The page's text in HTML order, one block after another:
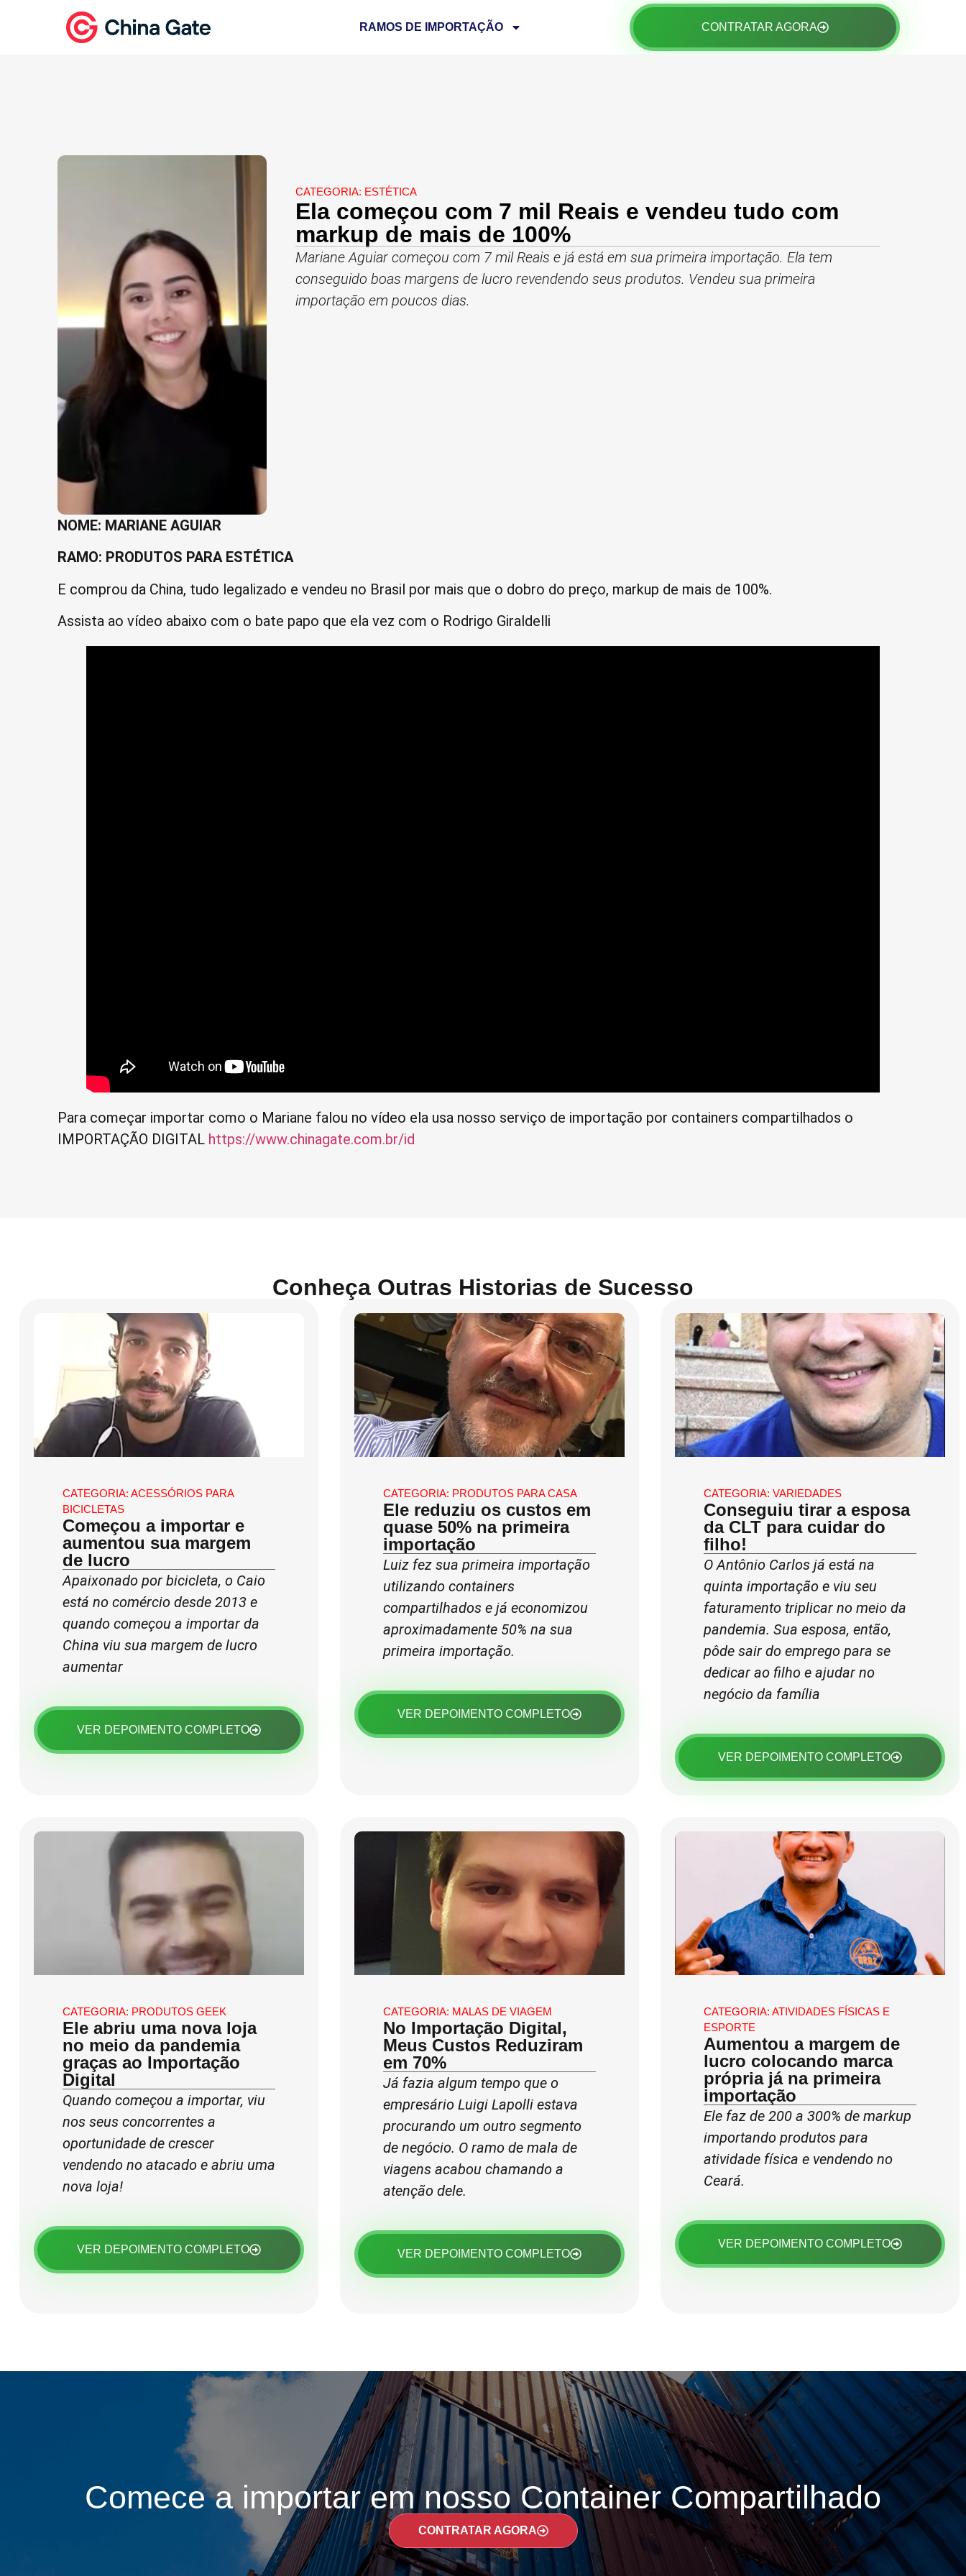
RAMOS DE IMPORTAÇÃO CONTRATAR AGORA
CATEGORIA: ESTÉTICA
Ela começou com 7 mil Reais e vendeu tudo com
markup de mais de 100%
Mariane Aguiar começou com 7 mil Reais e já está em sua primeira importação. Ela tem
conseguido boas margens de lucro revendendo seus produtos. Vendeu sua primeira
importação em poucos dias.
NOME: MARIANE AGUIAR
RAMO: PRODUTOS PARA ESTÉTICA
E comprou da China, tudo legalizado e vendeu no Brasil por mais que o dobro do preço, markup de mais de 100%.
Assista ao vídeo abaixo com o bate papo que ela vez com o Rodrigo Giraldelli
Para começar importar como o Mariane falou no vídeo ela usa nosso serviço de importação por containers compartilhados o
IMPORTAÇÃO DIGITAL https://www.chinagate.com.br/id
Conheça Outras Historias de Sucesso
CATEGORIA: ACESSÓRIOS PARA
BICICLETAS
Começou a importar e
aumentou sua margem
de lucro
Apaixonado por bicicleta, o Caio
está no comércio desde 2013 e
quando começou a importar da
China viu sua margem de lucro
aumentar
VER DEPOIMENTO COMPLETO
CATEGORIA: PRODUTOS PARA CASA
Ele reduziu os custos em
quase 50% na primeira
importação
Luiz fez sua primeira importação
utilizando containers
compartilhados e já economizou
aproximadamente 50% na sua
primeira importação.
VER DEPOIMENTO COMPLETO
CATEGORIA: VARIEDADES
Conseguiu tirar a esposa
da CLT para cuidar do
filho!
O Antônio Carlos já está na
quinta importação e viu seu
faturamento triplicar no meio da
pandemia. Sua esposa, então,
pôde sair do emprego para se
dedicar ao filho e ajudar no
negócio da família
VER DEPOIMENTO COMPLETO
CATEGORIA: PRODUTOS GEEK
Ele abriu uma nova loja
no meio da pandemia
graças ao Importação
Digital
Quando começou a importar, viu
nos seus concorrentes a
oportunidade de crescer
vendendo no atacado e abriu uma
nova loja!
VER DEPOIMENTO COMPLETO
CATEGORIA: MALAS DE VIAGEM
No Importação Digital,
Meus Custos Reduziram
em 70%
Já fazia algum tempo que o
empresário Luigi Lapolli estava
procurando um outro segmento
de negócio. O ramo de mala de
viagens acabou chamando a
atenção dele.
VER DEPOIMENTO COMPLETO
CATEGORIA: ATIVIDADES FÍSICAS E
ESPORTE
Aumentou a margem de
lucro colocando marca
própria já na primeira
importação
Ele faz de 200 a 300% de markup
importando produtos para
atividade física e vendendo no
Ceará.
VER DEPOIMENTO COMPLETO
Comece a importar em nosso Container Compartilhado
CONTRATAR AGORA